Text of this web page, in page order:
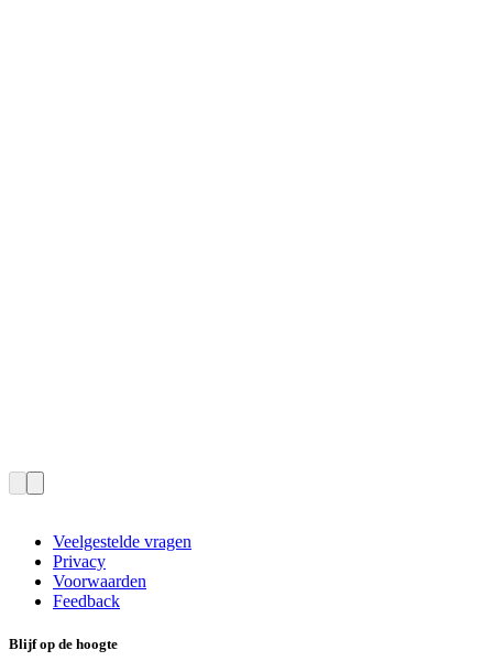
Veelgestelde vragen
Privacy
Voorwaarden
Feedback
Blijf op de hoogte